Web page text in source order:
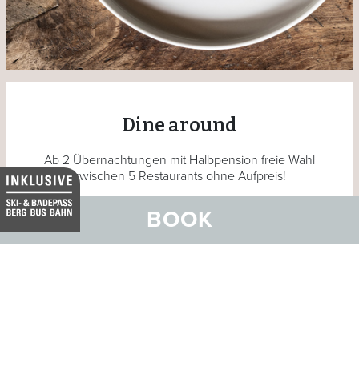
BOOK
Dine around
Ab 2 Übernachtungen mit Halbpension freie Wahl
zwischen 5 Restaurants ohne Aufpreis!
Ihr Tisch ist im Rahmen der Halbpension im
jeweiligen Hotel gebucht. Möchten Sie in einem
anderen Restaurant essen, können Sie einfach in